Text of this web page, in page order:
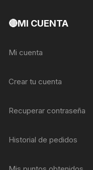
🔴MI CUENTA
Mi cuenta
Crear tu cuenta
Recuperar contraseña
Historial de pedidos